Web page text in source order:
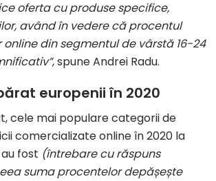
oferta cu produse specifice,
având în vedere că procentul
din segmentul de vârstă 16-24
, spune Andrei Radu.
europenii în 2020
cele mai populare categorii de
comercializate online în 2020 la
fost (întrebare cu răspuns
suma procentelor depășește